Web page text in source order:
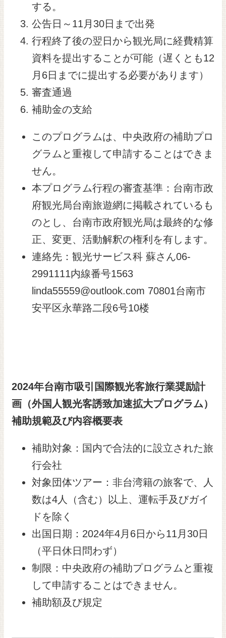
する。
公告日～11月30日まで出発
行程終了後の翌日から観光局に経費精算
資料を提出することが可能（遅くとも12
月6日までに提出する必要があります）
審査通過
補助金の支給
このプログラムは、中央政府の補助プロ
グラムと重複して申請することはできま
せん。
本プログラム行程の審査基準：台南市政
府観光局台南旅遊網に掲載されているも
のとし、台南市政府観光局は最終的な修
正、変更、活動解釈の権利を有します。
連絡先：観光サービス科 蘇さん06-
2991111内線番号1563
linda55559@outlook.com 70801台南市
安平区永華路二段6号10楼
2024年台南市吸引国際観光客旅行業奨励計
画（外国人観光客誘致加速拡大プログラム）
補助規範及び内容概要表
補助対象：国内で合法的に設立された旅
行会社
対象団体ツアー：非台湾籍の旅客で、人
数は4人（含む）以上、運転手及びガイ
ドを除く
出国日期：2024年4月6日から11月30日
（平日休日問わず）
制限：中央政府の補助プログラムと重複
して申請することはできません。
補助額及び規定